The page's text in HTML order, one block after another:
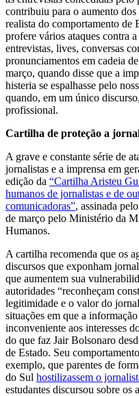
contribuiu para o aumento
realista do comportamento de
profere vários ataques contra
entrevistas, lives, conversas
pronunciamentos em cadeia
março, quando disse que a
histeria se espalhasse pelo
quando, em um único
profissional.
Cartilha de proteção a
A grave e constante série de
jornalistas e a imprensa em
edição da “Cartilha Aristeu
humanos de jornalistas e de
comunicadoras”, assinada
de março pelo Ministério da
Humanos.
A cartilha recomenda que os
discursos que exponham
que aumentem sua
autoridades “reconheçam
legitimidade e o valor do
situações em que a
inconveniente aos interesses
do que faz Jair Bolsonaro
de Estado. Seu
exemplo, que parentes de
do Sul hostilizassem o
estudantes discursou sobre os